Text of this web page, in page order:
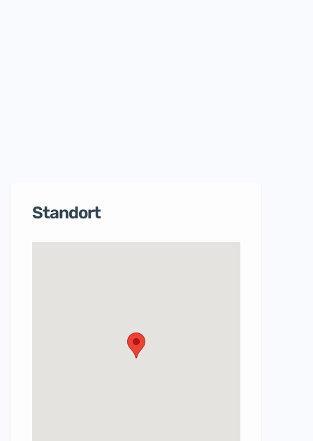
Standort